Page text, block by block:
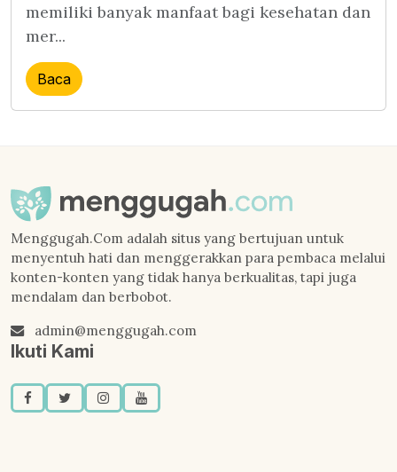
memiliki banyak manfaat bagi kesehatan dan
mer...
Baca
Menggugah.Com adalah situs yang bertujuan untuk
menyentuh hati dan menggerakkan para pembaca melalui
konten-konten yang tidak hanya berkualitas, tapi juga
mendalam dan berbobot.
admin@menggugah.com
Ikuti Kami